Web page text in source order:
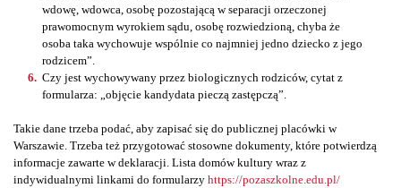
wdowę, wdowca, osobę pozostającą w separacji orzeczonej
prawomocnym wyrokiem sądu, osobę rozwiedzioną, chyba że
osoba taka wychowuje wspólnie co najmniej jedno dziecko z jego
rodzicem”.
Czy jest wychowywany przez biologicznych rodziców, cytat z
formularza: „objęcie kandydata pieczą zastępczą”.
Takie dane trzeba podać, aby zapisać się do publicznej placówki w
Warszawie. Trzeba też przygotować stosowne dokumenty, które potwierdzą
informacje zawarte w deklaracji. Lista domów kultury wraz z
indywidualnymi linkami do formularzy https://pozaszkolne.edu.pl/